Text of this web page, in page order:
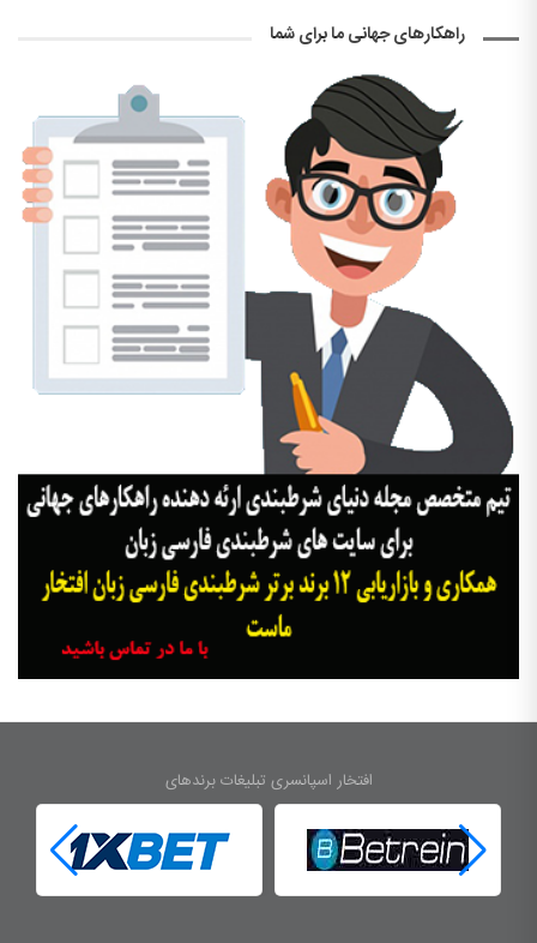
راهکارهای جهانی ما برای شما
افتخار اسپانسری تبلیغات برندهای